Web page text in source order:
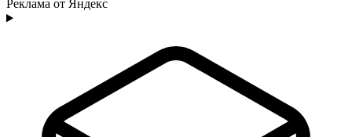
Реклама от Яндекс